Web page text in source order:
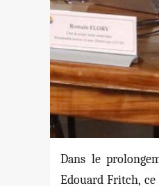
Dans le
Edouard Fritch,